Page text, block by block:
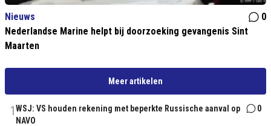
Nieuws
0
Nederlandse Marine helpt bij doorzoeking gevangenis Sint
Maarten
Meer artikelen
1WSJ: VS houden rekening met beperkte Russische aanval op
NAVO
0